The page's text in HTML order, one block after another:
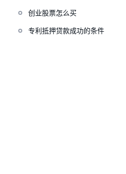
创业股票怎么买
专利抵押贷款成功的条件